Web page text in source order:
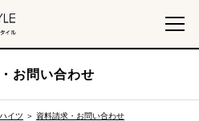
お問い合わせ
イツ ＞ 資料請求・お問い合わせ